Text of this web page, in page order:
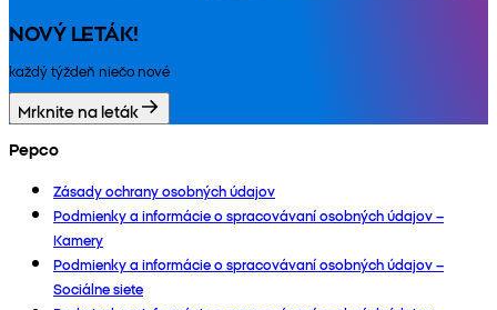
NOVÝ LETÁK!
každý týždeň niečo nové
Mrknite na leták
Pepco
Zásady ochrany osobných údajov
Podmienky a informácie o spracovávaní osobných údajov –
Kamery
Podmienky a informácie o spracovávaní osobných údajov –
Sociálne siete